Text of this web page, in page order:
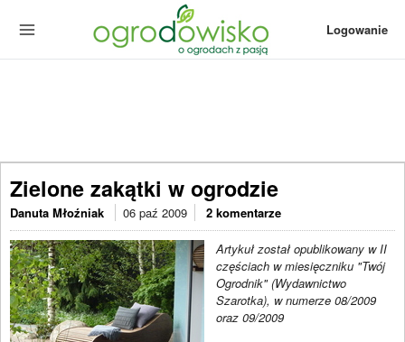
Logowanie
Zielone zakątki w ogrodzie
Danuta Młoźniak 06 paź 2009 2 komentarze
Artykuł został opublikowany w II
częściach w miesięczniku "Twój
Ogrodnik" (Wydawnictwo
Szarotka), w numerze 08/2009
oraz 09/2009